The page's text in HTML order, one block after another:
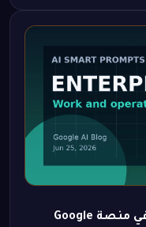
جوجل تعلن عن تحديثات جوهرية في منصة Google